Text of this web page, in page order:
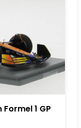
Formel 1 GP